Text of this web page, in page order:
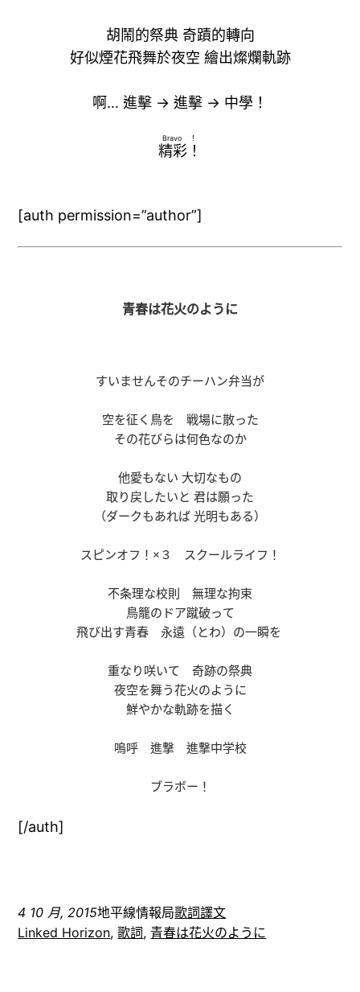
胡鬧的祭典 奇蹟的轉向
好似煙花飛舞於夜空 繪出燦爛軌跡
啊… 進擊 → 進擊 → 中學！
精彩！
Bravo！
[auth permission=”author”]
青春は花火のように
すいませんそのチーハン弁当が
空を征く鳥を 戦場に散った
その花びらは何色なのか
他愛もない 大切なもの
取り戻したいと 君は願った
（ダークもあれば 光明もある）
スピンオフ！×３ スクールライフ！
不条理な校則 無理な拘束
鳥籠のドア蹴破って
飛び出す青春 永遠（とわ）の一瞬を
重なり咲いて 奇跡の祭典
夜空を舞う花火のように
鮮やかな軌跡を描く
嗚呼 進撃 進撃中学校
ブラボー！
[/auth]
4 10 月, 2015地平線情報局歌詞譯文
Linked Horizon, 歌詞, 青春は花火のように